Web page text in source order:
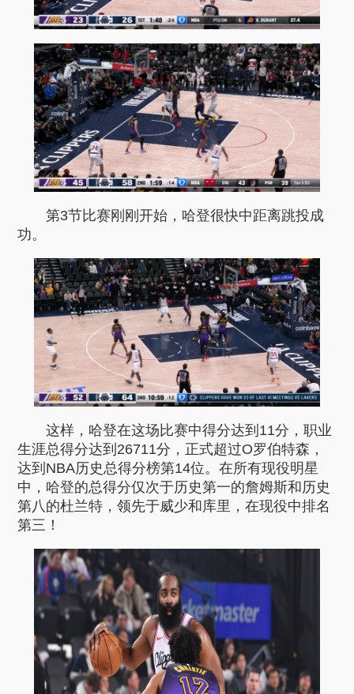
第3节比赛刚刚开始，哈登很快中距离跳投成
功。
这样，哈登在这场比赛中得分达到11分，职业
生涯总得分达到26711分，正式超过O罗伯特森，
达到NBA历史总得分榜第14位。在所有现役明星
中，哈登的总得分仅次于历史第一的詹姆斯和历史
第八的杜兰特，领先于威少和库里，在现役中排名
第三！